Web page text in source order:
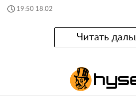
19:50 18.02
Читать